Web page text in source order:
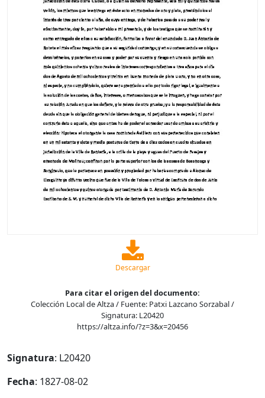
Descargar
Para citar el origen del documento:
Colección Local de Altza / Fuente: Patxi Lazcano Sorzabal /
Signatura: L20420
https://altza.info/?z=3&x=20456
Signatura: L20420
Fecha: 1827-08-02